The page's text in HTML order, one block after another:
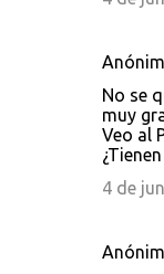
No se
muy
Veo al
4 de